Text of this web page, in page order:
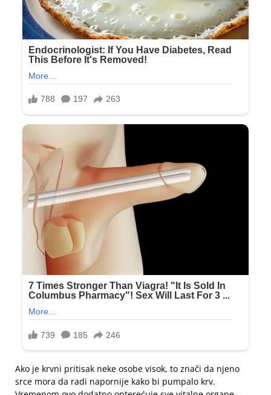
Ako je krvni pritisak neke osobe visok, to znači da njeno
srce mora da radi napornije kako bi pumpalo krv.